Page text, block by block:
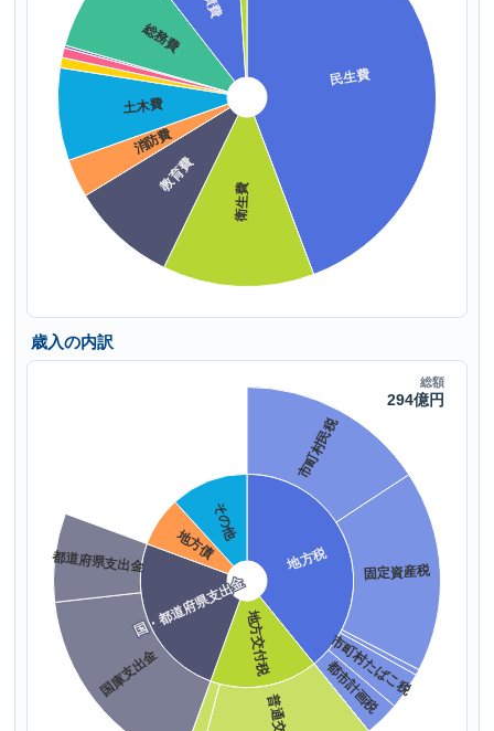
歳入の内訳